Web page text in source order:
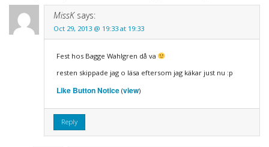
MissK says:
Oct 29, 2013 @ 19:33 at 19:33
Fest hos Bagge Wahlgren då va
resten skippade jag o läsa eftersom jag käkar just nu :p
Like Button Notice(view)
Reply